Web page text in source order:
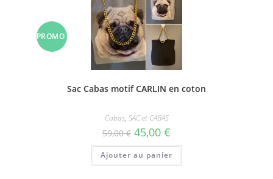
PROMO
Sac Cabas motif CARLIN en coton
Cabas, SAC et CABAS
59,00€ Le
prix
initial
était :
59,00 €.
45,00 €
actuel
est :
45,00 €.
Ajouter au panier